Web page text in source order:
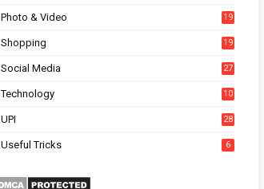
Photo & Video 19
Shopping 19
Social Media
27
Technology 10
UPI 28
Useful Tricks 6